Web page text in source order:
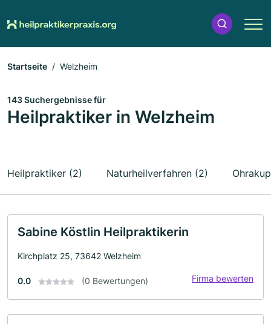
Startseite Welzheim
143 Suchergebnisse für
Heilpraktiker in Welzheim
Heilpraktiker (2) Naturheilverfahren (2)
Sabine Köstlin Heilpraktikerin
Kirchplatz 25, 73642 Welzheim
0.0 (0 Bewertungen) Firma bewerten